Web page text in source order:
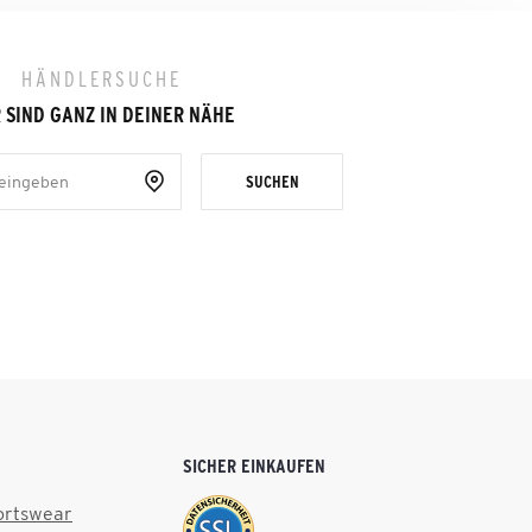
HÄNDLERSUCHE
SIND GANZ IN DEINER NÄHE
SUCHEN
SICHER EINKAUFEN